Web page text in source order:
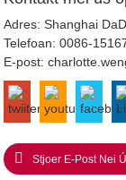
Adres: Shanghai
Telefoan:0086-
E-post:
Stjoer E-Post Nei